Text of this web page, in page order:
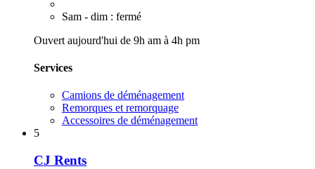
Sam - dim : fermé
Ouvert aujourd'hui de 9h am à 4h pm
Services
Camions de déménagement
Remorques et remorquage
Accessoires de déménagement
5
CJ Rents